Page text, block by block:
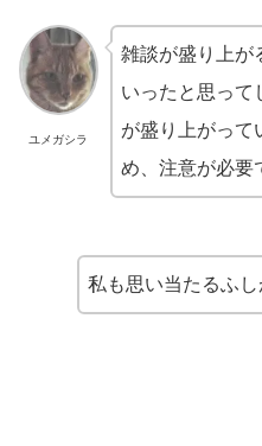
ユメガシラ
雑談が盛り上が
いったと思って
が盛り上がって
め、注意が必要
私も思い当たるふ